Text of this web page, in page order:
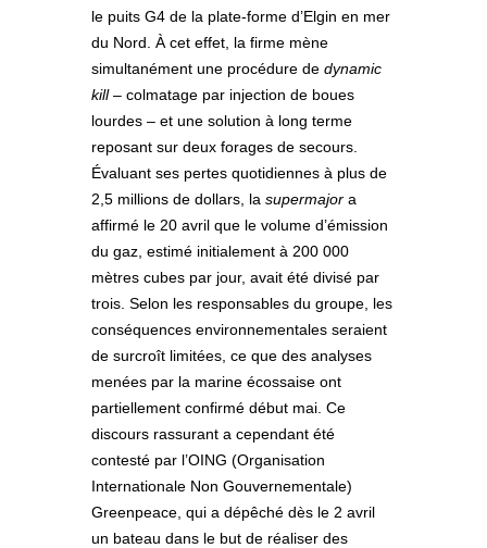
le puits G4 de la plate-forme d’Elgin en mer
du Nord. À cet effet, la firme mène
simultanément une procédure de dynamic
kill– colmatage par injection de boues
lourdes – et une solution à long terme
reposant sur deux forages de secours.
Évaluant ses pertes quotidiennes à plus de
2,5 millions de dollars, la supermajor a
affirmé le 20 avril que le volume d’émission
du gaz, estimé initialement à 200 000
mètres cubes par jour, avait été divisé par
trois. Selon les responsables du groupe, les
conséquences environnementales seraient
de surcroît limitées, ce que des analyses
menées par la marine écossaise ont
partiellement confirmé début mai. Ce
discours rassurant a cependant été
contesté par l’OING (Organisation
Internationale Non Gouvernementale)
Greenpeace, qui a dépêché dès le 2 avril
un bateau dans le but de réaliser des